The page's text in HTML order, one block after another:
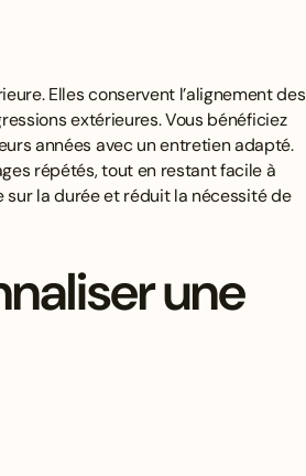
Elles conservent l’alignement des
extérieures. Vous bénéficiez
années avec un entretien adapté.
répétés, tout en restant facile à
sur la durée et réduit la nécessité de
une